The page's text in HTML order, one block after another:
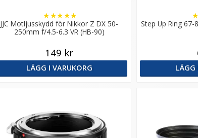
JJC Motljusskydd för Nikkor Z DX 50-
250mm f/4.5-6.3 VR (HB-90)
★★★★★
149 kr
LÄGG I VARUKORG
Step Up Ring
★
LÄGG